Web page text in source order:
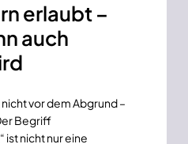
erlaubt –
auch
vor dem Abgrund –
Begriff
nicht nur eine